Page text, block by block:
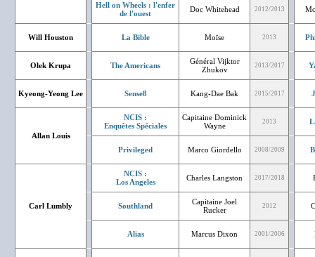
Hell on Wheels : l'enfer
de l'ouest
Doc Whitehead 2012/2013
Will Houston La Bible Moïse 2013
Olek Krupa The Americans
Général Vijktor
Zhukov
2013/2017
Kyeong-Yeong Lee Sense8 Kang-Dae Bak 2015/2017
Allan Louis
NCIS :
Enquêtes Spéciales
Capitaine Dominick
Wayne
2013
Privileged Marco Giordello 2008/2009
Carl Lumbly
NCIS :
Los Angeles
Charles Langston 2017/2018
Southland
Capitaine Joel
Rucker
2012
Alias Marcus Dixon 2001/2006